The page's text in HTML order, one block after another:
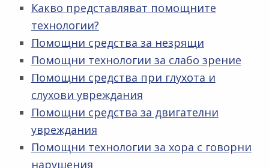
Какво представляват помощните
технологии?
Помощни средства за незрящи
Помощни технологии за слабо зрение
Помощни средства при глухота и
слухови увреждания
Помощни средства за двигателни
увреждания
Помощни технологии за хора с говорни
нарушения